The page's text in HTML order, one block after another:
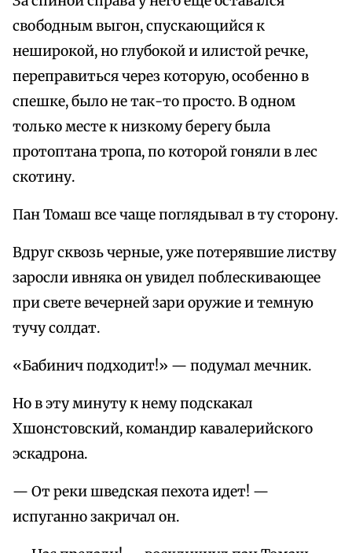
свободным выгон, спускающийся к
неширокой, но глубокой и илистой речке,
переправиться через которую, особенно в
спешке, было не так-то просто. В одном
только месте к низкому берегу была
протоптана тропа, по которой гоняли в лес
скотину.
Пан Томаш все чаще поглядывал в ту сторону.
Вдруг сквозь черные, уже потерявшие листву
заросли ивняка он увидел поблескивающее
при свете вечерней зари оружие и темную
тучу солдат.
«Бабинич подходит!» — подумал мечник.
Но в эту минуту к нему подскакал
Хшонстовский, командир кавалерийского
эскадрона.
— От реки шведская пехота идет! —
испуганно закричал он.